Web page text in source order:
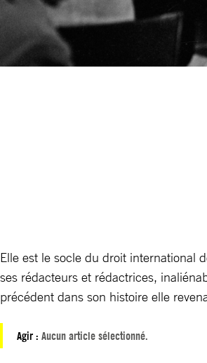
Elle est le socle du droit international
ses rédacteurs et rédactrices,
précédent dans son histoire elle
Agir : Aucun article sélectionné.